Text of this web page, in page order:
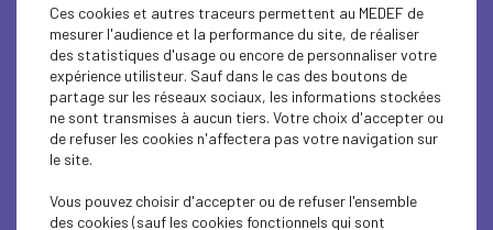
2. Vous voulez élargir votre réseau
Au Medef, tout le monde s’y retrouve… pour
créer des liens qui font avancer les
entreprises et les territoires.
Clubs, rencontres, échanges entre pairs : le
Medef développe les connexions entre
entrepreneurs et acteurs économiques
locaux.
Ces cookies et autres traceurs permettent au MEDEF de
mesurer l'audience et la performance du site, de réaliser
des statistiques d'usage ou encore de personnaliser votre
expérience utilisteur. Sauf dans le cas des boutons de
partage sur les réseaux sociaux, les informations stockées
ne sont transmises à aucun tiers. Votre choix d'accepter ou
de refuser les cookies n'affectera pas votre navigation sur
le site.
Vous pouvez choisir d'accepter ou de refuser l'ensemble
des cookies (sauf les cookies fonctionnels qui sont